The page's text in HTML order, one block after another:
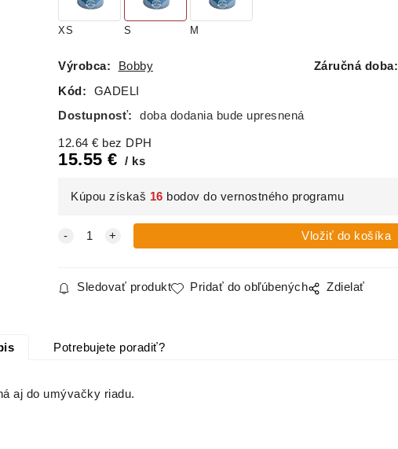
XS S M
Výrobca: Bobby Záručná doba:
Kód:
GADELI
Dostupnosť:
doba dodania bude upresnená
12.64 € bez DPH
15.55 € ks
Kúpou získaš 16 bodov do vernostného programu
Sledovať produkt Pridať do obľúbených Zdielať
Potrebujete poradiť?
aj do umývačky riadu.